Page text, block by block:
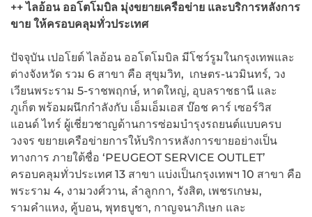
++ ไลอ้อน ออโตโมบิล มุ่งขยายเครือข่าย และบริการหลังการ
ขาย ให้ครอบคลุมทั่วประเทศ
ปัจจุบัน เปอโยต์ ไลอ้อน ออโตโมบิล มีโชว์รูมในกรุงเทพและ
ต่างจังหวัด รวม 6 สาขา คือ สุขุมวิท, เกษตร-นวมินทร์, วง
เวียนพระราม 5-ราชพฤกษ์, หาดใหญ่, อุบลราชธานี และ
ภูเก็ต พร้อมผนึกกำลังกับ เอ็มเอ็มเอส บ๊อช คาร์ เซอร์วิส
แอนด์ ไทร์ ผู้เชี่ยวชาญด้านการซ่อมบำรุงรถยนต์แบบครบ
วงจร ขยายเครือข่ายการให้บริการหลังการขายอย่างเป็น
ทางการ ภายใต้ชื่อ ‘PEUGEOT SERVICE OUTLET’
ครอบคลุมทั่วประเทศ 13 สาขา แบ่งเป็นกรุงเทพฯ 10 สาขา คือ
พระราม 4, งามวงศ์วาน, ลำลูกกา, รังสิต, เพชรเกษม,
รามคำแหง, คู้บอน, พุทธบูชา, กาญจนาภิเษก และ